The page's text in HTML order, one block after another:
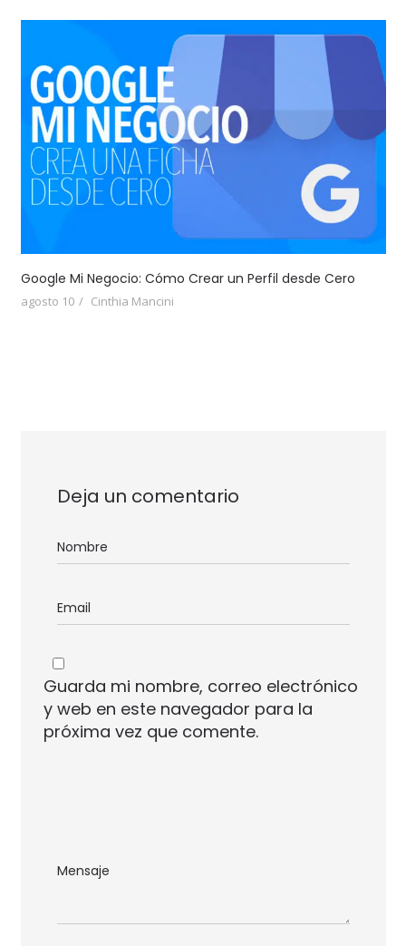
Google Mi Negocio: Cómo Crear un Perfil desde Cero
agosto 10 Cinthia Mancini
Deja un comentario
Guarda mi nombre, correo electrónico
y web en este navegador para la
próxima vez que comente.